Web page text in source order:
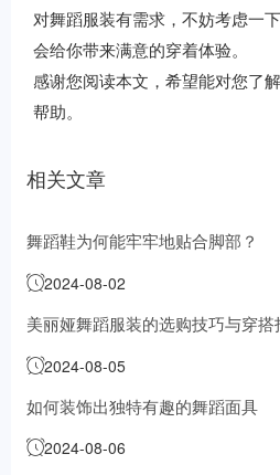
对舞蹈服装有需求，不妨考虑一
会给你带来满意的穿着体验。
感谢您阅读本文，希望能对您了
帮助。
相关文章
舞蹈鞋为何能牢牢地贴合脚部？
2024-08-02
美丽娅舞蹈服装的选购技巧与穿搭
2024-08-05
如何装饰出独特有趣的舞蹈面具
2024-08-06